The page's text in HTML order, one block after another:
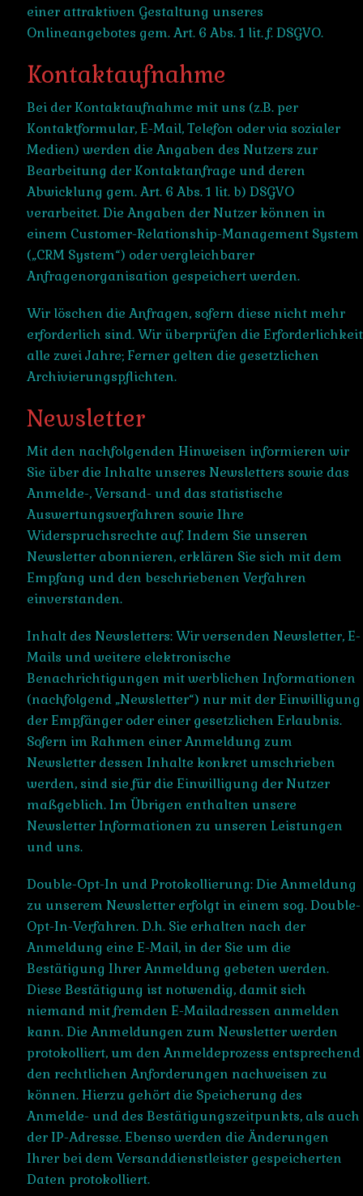
einer attraktiven Gestaltung unseres
Onlineangebotes gem. Art. 6 Abs. 1 lit. f. DSGVO.
Kontaktaufnahme
Bei der Kontaktaufnahme mit uns (z.B. per
Kontaktformular, E-Mail, Telefon oder via sozialer
Medien) werden die Angaben des Nutzers zur
Bearbeitung der Kontaktanfrage und deren
Abwicklung gem. Art. 6 Abs. 1 lit. b) DSGVO
verarbeitet. Die Angaben der Nutzer können in
einem Customer-Relationship-Management System
(„CRM System“) oder vergleichbarer
Anfragenorganisation gespeichert werden.
Wir löschen die Anfragen, sofern diese nicht mehr
erforderlich sind. Wir überprüfen die Erforderlichkeit
alle zwei Jahre; Ferner gelten die gesetzlichen
Archivierungspflichten.
Newsletter
Mit den nachfolgenden Hinweisen informieren wir
Sie über die Inhalte unseres Newsletters sowie das
Anmelde-, Versand- und das statistische
Auswertungsverfahren sowie Ihre
Widerspruchsrechte auf. Indem Sie unseren
Newsletter abonnieren, erklären Sie sich mit dem
Empfang und den beschriebenen Verfahren
einverstanden.
Inhalt des Newsletters: Wir versenden Newsletter, E-
Mails und weitere elektronische
Benachrichtigungen mit werblichen Informationen
(nachfolgend „Newsletter“) nur mit der Einwilligung
der Empfänger oder einer gesetzlichen Erlaubnis.
Sofern im Rahmen einer Anmeldung zum
Newsletter dessen Inhalte konkret umschrieben
werden, sind sie für die Einwilligung der Nutzer
maßgeblich. Im Übrigen enthalten unsere
Newsletter Informationen zu unseren Leistungen
und uns.
Double-Opt-In und Protokollierung: Die Anmeldung
zu unserem Newsletter erfolgt in einem sog. Double-
Opt-In-Verfahren. D.h. Sie erhalten nach der
Anmeldung eine E-Mail, in der Sie um die
Bestätigung Ihrer Anmeldung gebeten werden.
Diese Bestätigung ist notwendig, damit sich
niemand mit fremden E-Mailadressen anmelden
kann. Die Anmeldungen zum Newsletter werden
protokolliert, um den Anmeldeprozess entsprechend
den rechtlichen Anforderungen nachweisen zu
können. Hierzu gehört die Speicherung des
Anmelde- und des Bestätigungszeitpunkts, als auch
der IP-Adresse. Ebenso werden die Änderungen
Ihrer bei dem Versanddienstleister gespeicherten
Daten protokolliert.